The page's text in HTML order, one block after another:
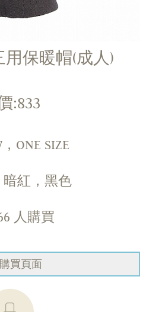
用保暖帽(成人)
:833
，ONE SIZE
紅，黑色
人購買